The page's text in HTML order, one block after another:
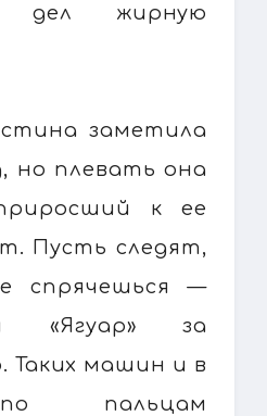
дел жирную
заметила
но плевать она
к ее
Пусть следят,
спрячешься —
«Ягуар» за
Таких машин и в
пальцам